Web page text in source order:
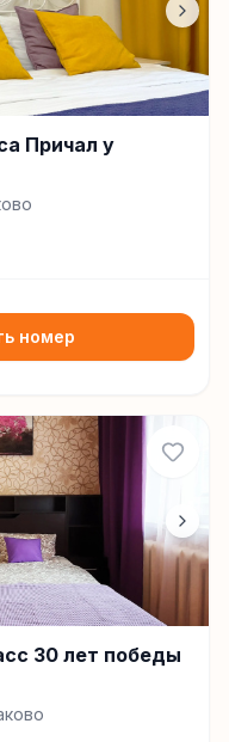
Причал у
номер
30 лет победы